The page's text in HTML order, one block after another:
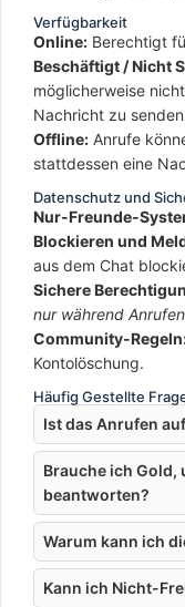
Verfügbarkeit
Online: Berechtigt
Beschäftigt / Nicht
möglicherweise
Nachricht zu
Offline: Anrufe
stattdessen eine
Datenschutz und
Nur-Freunde-
Blockieren und
aus dem Chat
Sichere
nur während Anrufen
Community-
Kontolöschung.
Häufig Gestellte
Ist das Anrufen
Brauche ich Gold,
beantworten?
Warum kann ich
Kann ich Nicht-